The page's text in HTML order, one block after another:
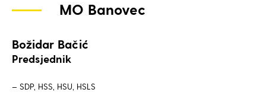
MO Banovec
Božidar Bačić
Predsjednik
– SDP, HSS, HSU, HSLS